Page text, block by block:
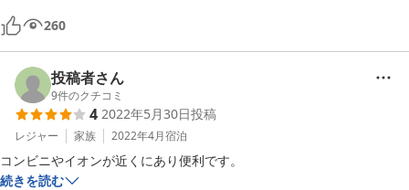
260
投稿者さん
9件のクチコミ
4 2022年5月30日投稿
レジャー 家族 2022年4月宿泊
コンビニやイオンが近くにあり便利です。
続きを読む